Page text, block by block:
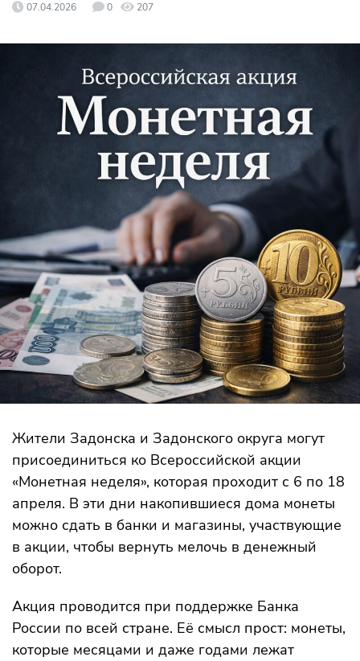
07.04.2026 0 207
Жители Задонска и Задонского округа могут
присоединиться ко Всероссийской акции
«Монетная неделя», которая проходит с 6 по 18
апреля. В эти дни накопившиеся дома монеты
можно сдать в банки и магазины, участвующие
в акции, чтобы вернуть мелочь в денежный
оборот.
Акция проводится при поддержке Банка
России по всей стране. Её смысл прост: монеты,
которые месяцами и даже годами лежат